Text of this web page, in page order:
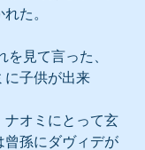
た。
に子供が出来
ナオミにとって玄
曾孫にダヴィデが